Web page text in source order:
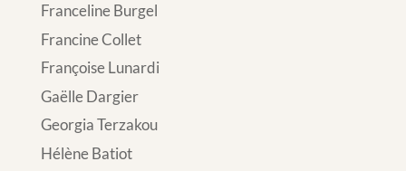
Franceline Burgel
Francine Collet
Françoise Lunardi
Gaëlle Dargier
Georgia Terzakou
Hélène Batiot